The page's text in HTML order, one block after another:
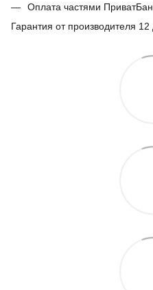
Оплата частями
Гарантия от производителя 12